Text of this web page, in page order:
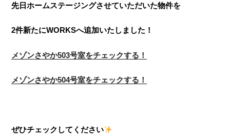
先日ホームステージングさせていただいた物件を
2件新たにWORKSへ追加いたしました！
メゾンさやか503号室をチェックする！
メゾンさやか504号室をチェックする！
ぜひチェックしてください